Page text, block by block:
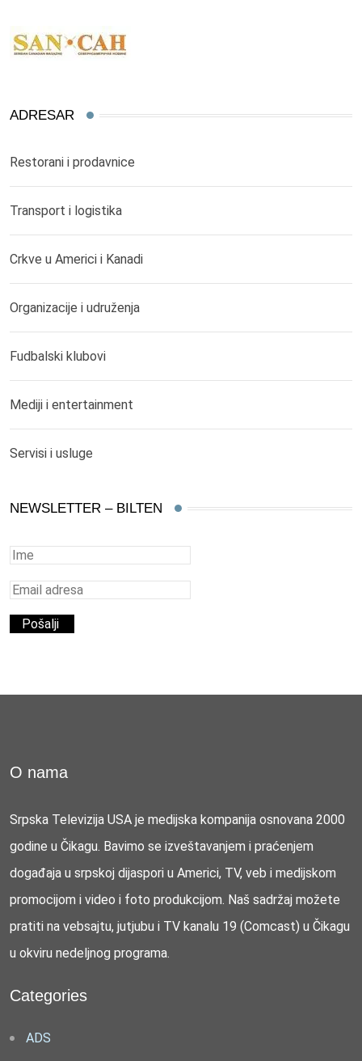
ADRESAR
Restorani i prodavnice
Transport i logistika
Crkve u Americi i Kanadi
Organizacije i udruženja
Fudbalski klubovi
Mediji i entertainment
Servisi i usluge
NEWSLETTER – BILTEN
O nama
Srpska Televizija USA je medijska kompanija osnovana 2000
godine u Čikagu. Bavimo se izveštavanjem i praćenjem
događaja u srpskoj dijaspori u Americi, TV, veb i medijskom
promocijom i video i foto produkcijom. Naš sadržaj možete
pratiti na vebsajtu, jutjubu i TV kanalu 19 (Comcast) u Čikagu
u okviru nedeljnog programa.
Categories
ADS